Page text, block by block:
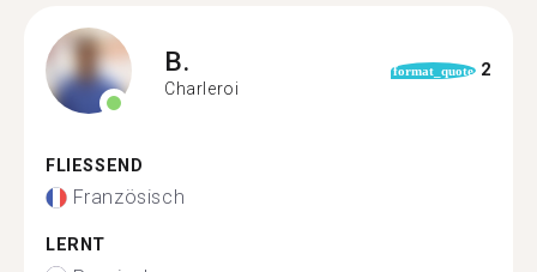
B.
Charleroi
format_quote 2
FLIESSEND
Französisch
LERNT